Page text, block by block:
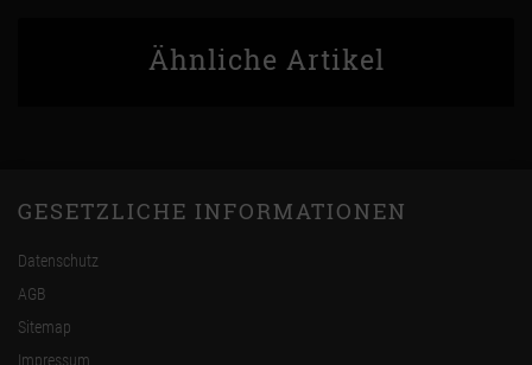
Ähnliche Artikel
GESETZLICHE INFORMATIONEN
Datenschutz
AGB
Sitemap
Impressum